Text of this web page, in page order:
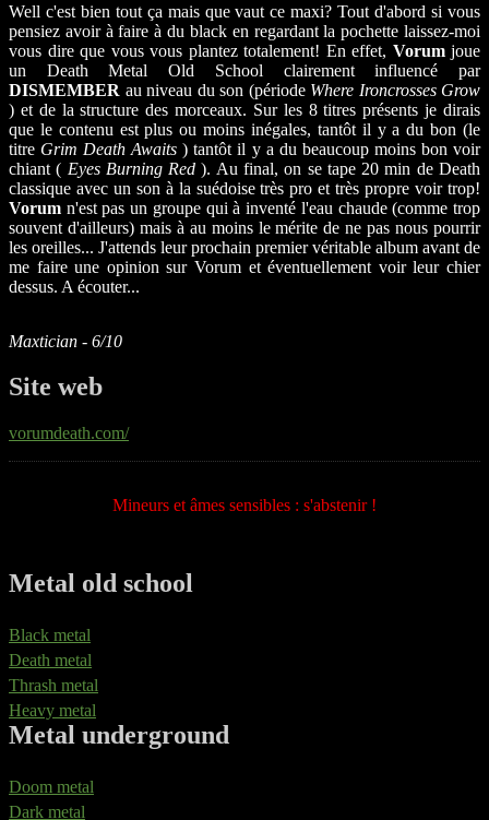
Well c'est bien tout ça mais que vaut ce maxi? Tout d'abord si vous
pensiez avoir à faire à du black en regardant la pochette laissez-moi
vous dire que vous vous plantez totalement! En effet, Vorumjoue
un Death Metal Old School clairement influencé par
DISMEMBER au niveau du son (période Where Ironcrosses Grow
) et de la structure des morceaux. Sur les 8 titres présents je dirais
que le contenu est plus ou moins inégales, tantôt il y a du bon (le
titre Grim Death Awaits ) tantôt il y a du beaucoup moins bon voir
chiant ( Eyes Burning Red ). Au final, on se tape 20 min de Death
classique avec un son à la suédoise très pro et très propre voir trop!
Vorum n'est pas un groupe qui à inventé l'eau chaude (comme trop
souvent d'ailleurs) mais à au moins le mérite de ne pas nous pourrir
les oreilles... J'attends leur prochain premier véritable album avant de
me faire une opinion sur Vorum et éventuellement voir leur chier
dessus. A écouter...
Maxtician - 6/10
Site web
vorumdeath.com/
Mineurs et âmes sensibles : s'abstenir !
Metal old school
Black metal
Death metal
Thrash metal
Heavy metal
Metal underground
Doom metal
Dark metal